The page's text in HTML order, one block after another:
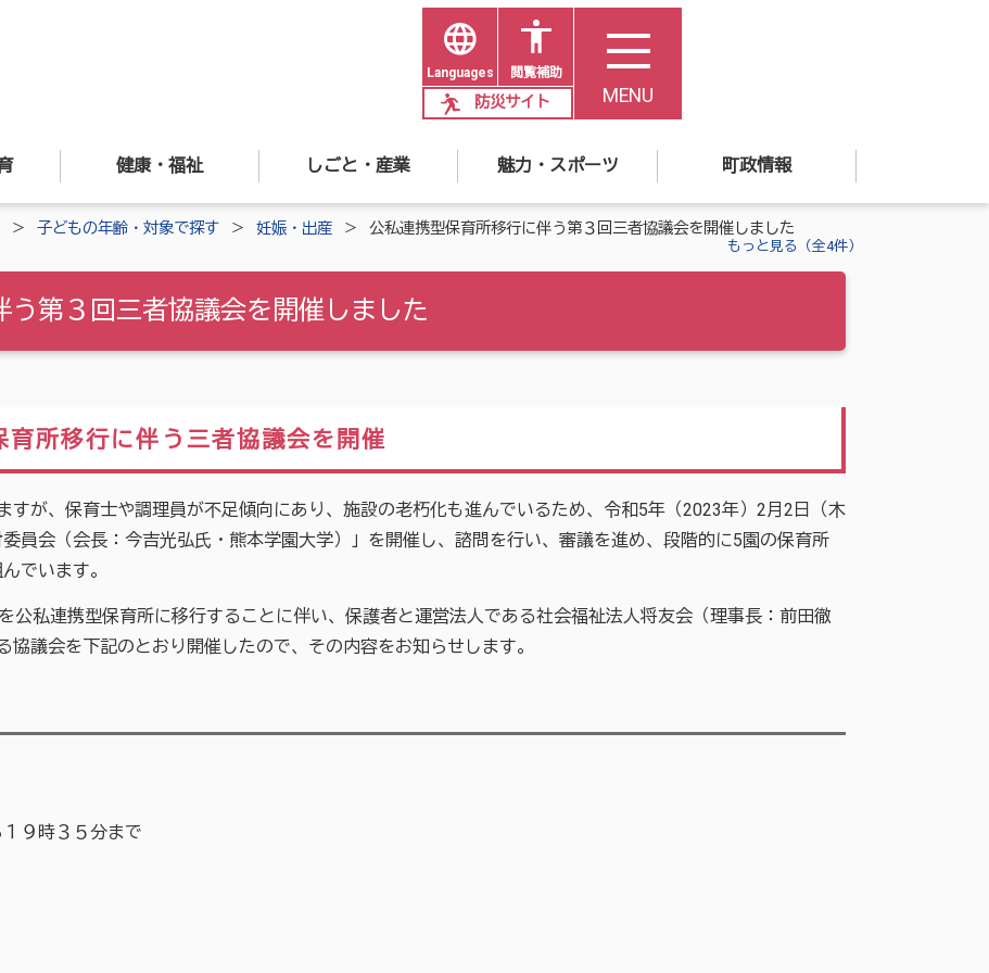
Languages 閲覧補助
防災サイト MENU
健康・福祉 しごと・産業 魅力・スポーツ 町政情報
子どもの年齢・対象で探す 妊娠・出産 公私連携型保育所移行に伴う第３回三者協議会を開催しました
もっと見る（全4件）
第３回三者協議会を開催しました
所移行に伴う三者協議会を開催
が、保育士や調理員が不足傾向にあり、施設の老朽化も進んでいるため、令和5年（2023年）2月2日（木
員会（会長：今吉光弘氏・熊本学園大学）」を開催し、諮問を行い、審議を進め、段階的に5園の保育所
でいます。
私連携型保育所に移行することに伴い、保護者と運営法人である社会福祉法人将友会（理事長：前田徹
議会を下記のとおり開催したので、その内容をお知らせします。
９時３５分まで